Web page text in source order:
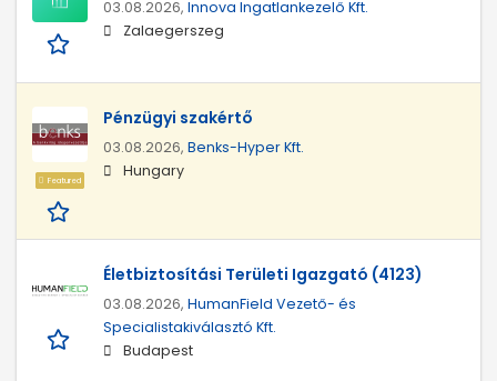
03.08.2026, Innova Ingatlankezelő Kft.
Zalaegerszeg
Featured
Pénzügyi szakértő
03.08.2026, Benks-Hyper Kft.
Hungary
Életbiztosítási Területi Igazgató (4123)
03.08.2026, HumanField Vezető- és
Specialistakiválasztó Kft.
Budapest